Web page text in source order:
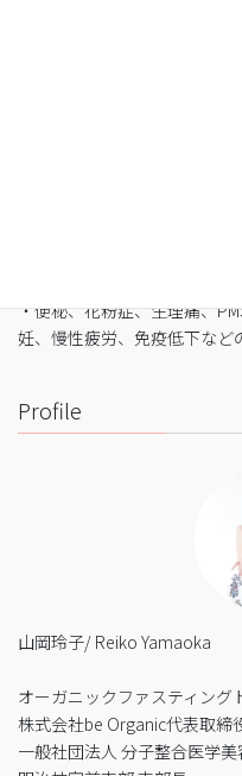
・便秘、花粉症、生理痛、
妊、慢性疲労、免疫低下など
Profile
山岡玲子/ Reiko Yamaoka
オーガニックファスティング
株式会社be Organic代表取締
一般社団法人 分子整合医学